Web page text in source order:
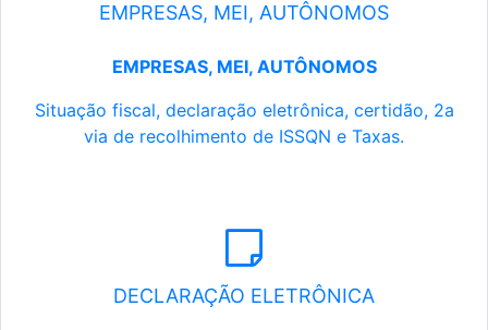
EMPRESAS, MEI, AUTÔNOMOS
EMPRESAS, MEI, AUTÔNOMOS
Situação fiscal, declaração eletrônica, certidão, 2a
via de recolhimento de ISSQN e Taxas.
DECLARAÇÃO ELETRÔNICA